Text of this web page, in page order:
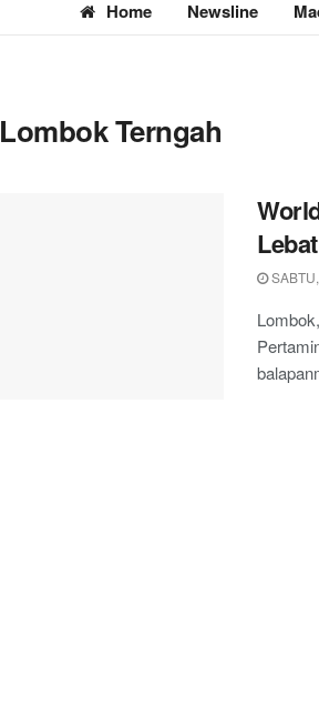
Home Newsline
Lombok Terngah
Lebat